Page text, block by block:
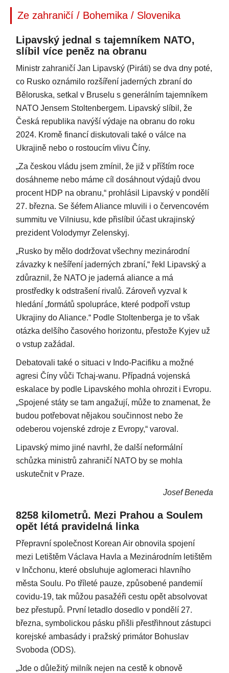
Ze zahraničí / Bohemika / Slovenika
Lipavský jednal s tajemníkem NATO,
slíbil více peněz na obranu
Ministr zahraničí Jan Lipavský (Piráti) se dva dny poté,
co Rusko oznámilo rozšíření jaderných zbraní do
Běloruska, setkal v Bruselu s generálním tajemníkem
NATO Jensem Stoltenbergem. Lipavský slíbil, že
Česká republika navýší výdaje na obranu do roku
2024. Kromě financí diskutovali také o válce na
Ukrajině nebo o rostoucím vlivu Číny.
„Za českou vládu jsem zmínil, že již v příštím roce
dosáhneme nebo máme cíl dosáhnout výdajů dvou
procent HDP na obranu,“ prohlásil Lipavský v pondělí
27. března. Se šéfem Aliance mluvili i o červencovém
summitu ve Vilniusu, kde přislíbil účast ukrajinský
prezident Volodymyr Zelenskyj.
„Rusko by mělo dodržovat všechny mezinárodní
závazky k nešíření jaderných zbraní,“ řekl Lipavský a
zdůraznil, že NATO je jaderná aliance a má
prostředky k odstrašení rivalů. Zároveň vyzval k
hledání „formátů spolupráce, které podpoří vstup
Ukrajiny do Aliance.“ Podle Stoltenberga je to však
otázka delšího časového horizontu, přestože Kyjev už
o vstup zažádal.
Debatovali také o situaci v Indo-Pacifiku a možné
agresi Číny vůči Tchaj-wanu. Případná vojenská
eskalace by podle Lipavského mohla ohrozit i Evropu.
„Spojené státy se tam angažují, může to znamenat, že
budou potřebovat nějakou součinnost nebo že
odeberou vojenské zdroje z Evropy,“ varoval.
Lipavský mimo jiné navrhl, že další neformální
schůzka ministrů zahraničí NATO by se mohla
uskutečnit v Praze.
Josef Beneda
8258 kilometrů. Mezi Prahou a Soulem
opět létá pravidelná linka
Přepravní společnost Korean Air obnovila spojení
mezi Letištěm Václava Havla a Mezinárodním letištěm
v Inčchonu, které obsluhuje aglomeraci hlavního
města Soulu. Po tříleté pauze, způsobené pandemií
covidu-19, tak můžou pasažéři cestu opět absolvovat
bez přestupů. První letadlo dosedlo v pondělí 27.
března, symbolickou pásku přišli přestřihnout zástupci
korejské ambasády i pražský primátor Bohuslav
Svoboda (ODS).
„Jde o důležitý milník nejen na cestě k obnově